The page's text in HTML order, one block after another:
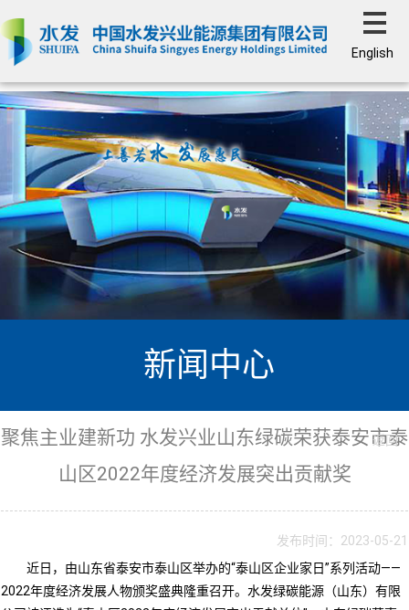
English
新闻中心
聚焦主业建新功 水发兴业山东绿碳荣获泰安市泰
山区2022年度经济发展突出贡献奖
返回
发布时间：2023-05-21
近日，由山东省泰安市泰山区举办的“泰山区企业家日”系列活动——
2022年度经济发展人物颁奖盛典隆重召开。水发绿碳能源（山东）有限